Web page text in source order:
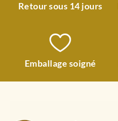
Retour sous 14 jours
Emballage soigné